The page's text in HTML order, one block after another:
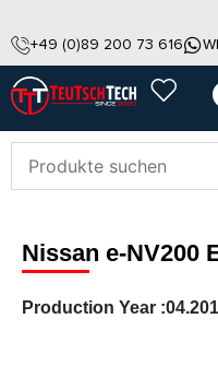
+49 (0)89 200 73 616
Nissan e-NV200
Production Year :